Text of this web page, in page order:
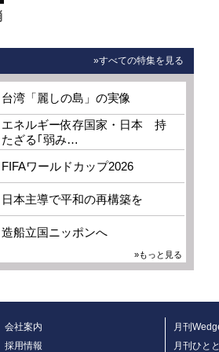
»すべての特集を見る
台湾「麗しの島」の実像
エネルギー依存国家・日本 持
たざる｢弱み…
FIFAワールドカップ2026
日本主導で平和の再構築を
造船立国ニッポンへ
»もっと見る
会社案内
採用情報
月刊
月刊ひと